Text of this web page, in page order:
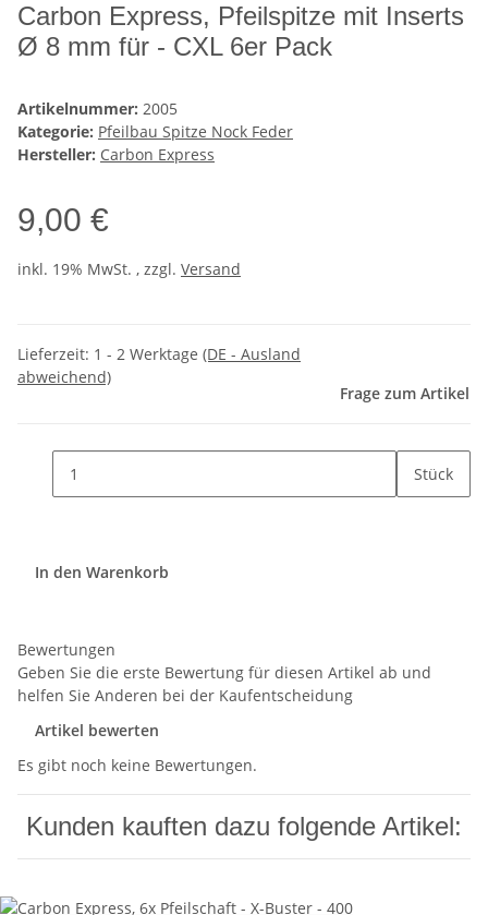
Carbon Express, Pfeilspitze mit Inserts
Ø 8 mm für - CXL 6er Pack
Artikelnummer: 2005
Kategorie: Pfeilbau Spitze Nock Feder
Hersteller: Carbon Express
9,00 €
inkl. 19% MwSt. , zzgl. Versand
Lieferzeit: 1 - 2 Werktage (DE - Ausland
abweichend)
Frage zum Artikel
Stück
In den Warenkorb
Bewertungen
Geben Sie die erste Bewertung für diesen Artikel ab und
helfen Sie Anderen bei der Kaufentscheidung
Artikel bewerten
Es gibt noch keine Bewertungen.
Kunden kauften dazu folgende Artikel: